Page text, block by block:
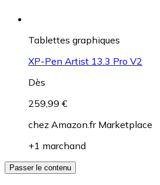
Tablettes graphiques
XP-Pen Artist 13.3 Pro V2
Dès
259,99 €
chez Amazon.fr Marketplace
+1 marchand
Passer le contenu